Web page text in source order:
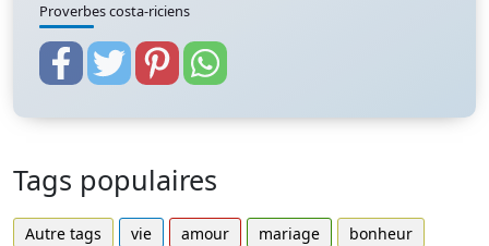
Proverbes costa-riciens
Tags populaires
Autre tags vie amour mariage
bonheur